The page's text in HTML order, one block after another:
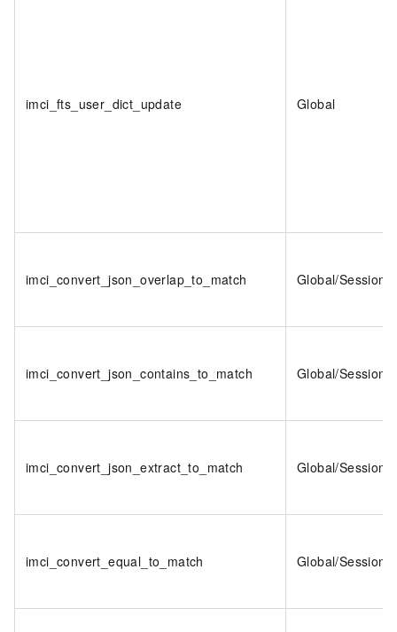
imci_fts_user_dict_update Global
imci_convert_json_overlap_to_match Global/Session
imci_convert_json_contains_to_match Global/Session
imci_convert_json_extract_to_match Global/Session
imci_convert_equal_to_match Global/Session